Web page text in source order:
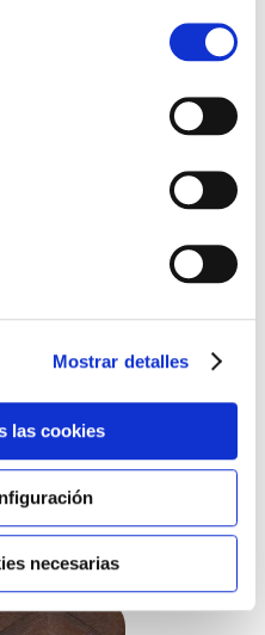
pulsar este botón
cookies. Si deseas
nuestra Política de
Mostrar detalles
las cookies
necesarias